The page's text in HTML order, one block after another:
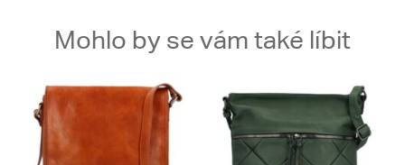
Mohlo by se vám také líbit